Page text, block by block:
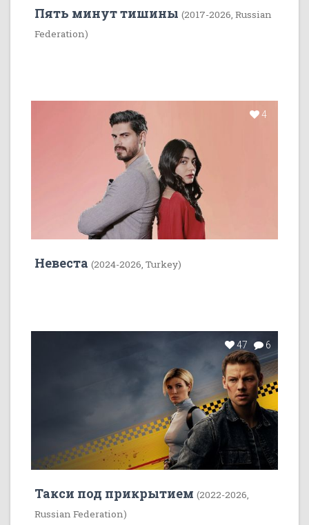
Пять минут тишины (2017-2026, Russian
Federation)
4
Невеста (2024-2026, Turkey)
47 6
Такси под прикрытием (2022-2026,
Russian Federation)